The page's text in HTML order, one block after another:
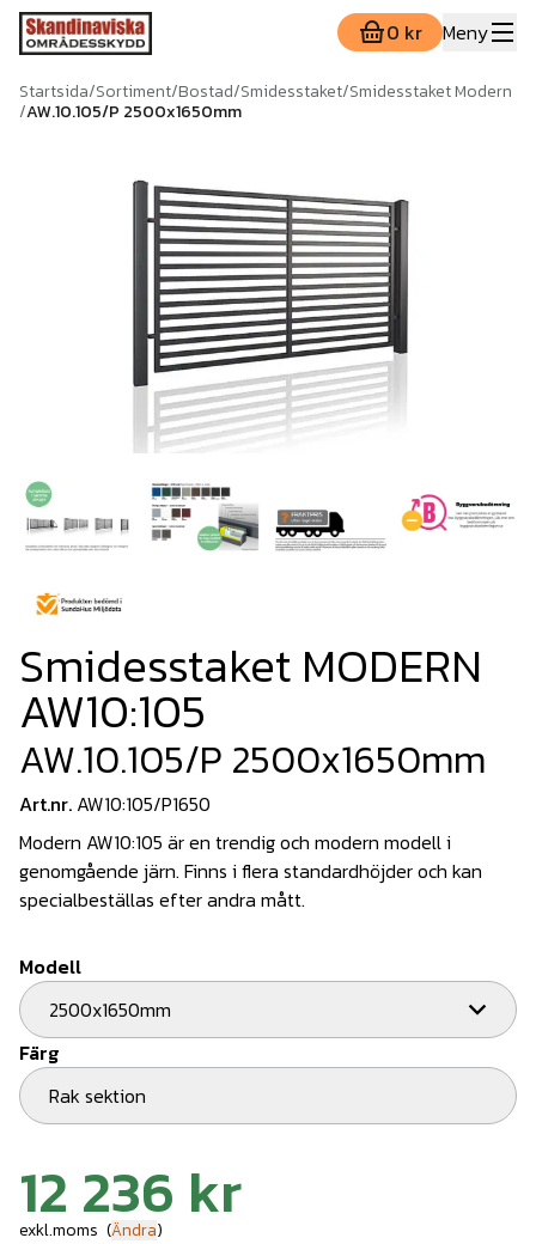
0 kr Meny
Startsida/Sortiment/Bostad/Smidesstaket/Smidesstaket Modern
/AW.10.105/P 2500x1650mm
Smidesstaket MODERN
AW10:105
AW.10.105/P 2500x1650mm
Art.nr. AW10:105/P1650
Modern AW10:105 är en trendig och modern modell i
genomgående järn. Finns i flera standardhöjder och kan
specialbeställas efter andra mått.
Modell
2500x1650mm
Färg
Rak sektion
12 236 kr
exkl.moms (Ändra)